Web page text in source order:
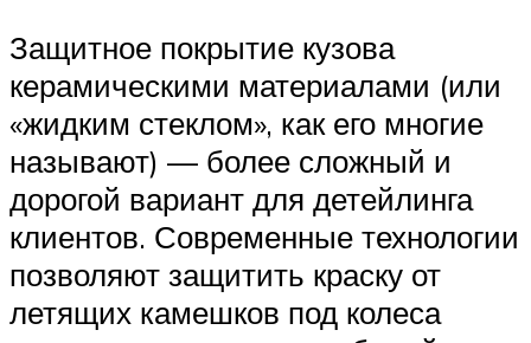
Защитное покрытие кузова
керамическими материалами (или
«жидким стеклом», как его многие
называют) — более сложный и
дорогой вариант для детейлинга
клиентов. Современные технологии
позволяют защитить краску от
летящих камешков под колеса